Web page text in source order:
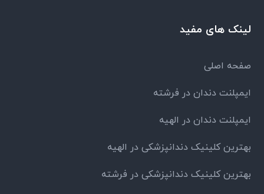
لینک های مفید
صفحه اصلی
ایمپلنت دندان در فرشته
ایمپلنت دندان در الهیه
بهترین کلینیک دندانپزشکی در الهیه
بهترین کلینیک دندانپزشکی در فرشته